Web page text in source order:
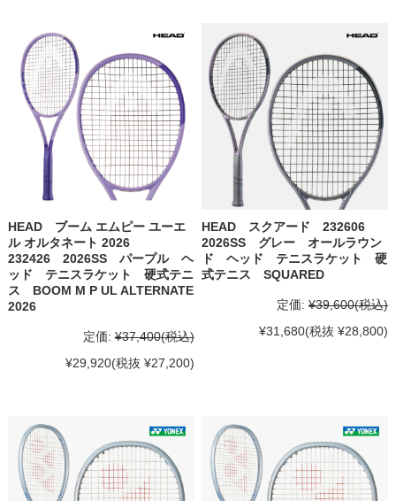
HEAD ブーム エムピー ユーエ
ル オルタネート 2026
232426 2026SS パープル ヘ
ッド テニスラケット 硬式テニ
ス BOOM M P UL ALTERNATE
2026
定価: ¥37,400(税込)
¥29,920(税抜 ¥27,200)
HEAD スクアード 232606
2026SS グレー オールラウン
ド ヘッド テニスラケット 硬
式テニス SQUARED
定価: ¥39,600(税込)
¥31,680(税抜 ¥28,800)